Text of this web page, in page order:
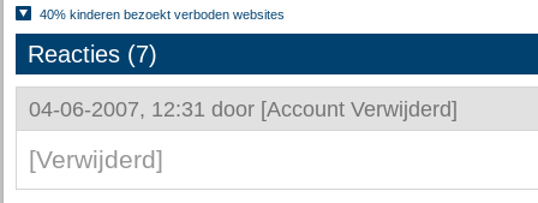
40% kinderen bezoekt verboden websites
Reacties (7)
04-06-2007, 12:31 door [Account Verwijderd]
[Verwijderd]